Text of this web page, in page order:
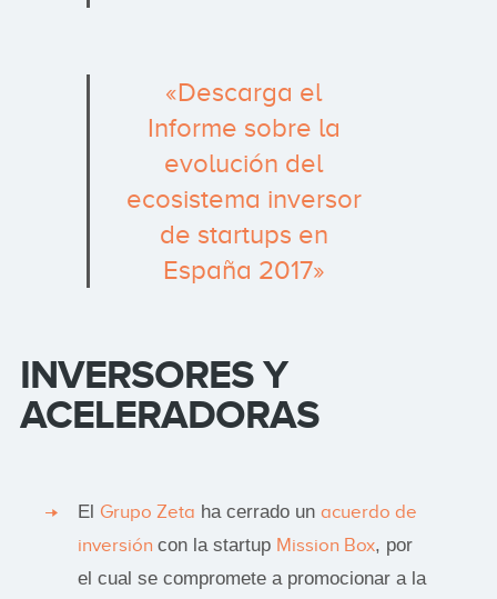
«Descarga el
Informe sobre la
evolución del
ecosistema inversor
de startups en
España 2017»
INVERSORES Y
ACELERADORAS
El Grupo Zeta ha cerrado un acuerdo de
inversión con la startup Mission Box, por
el cual se compromete a promocionar a la